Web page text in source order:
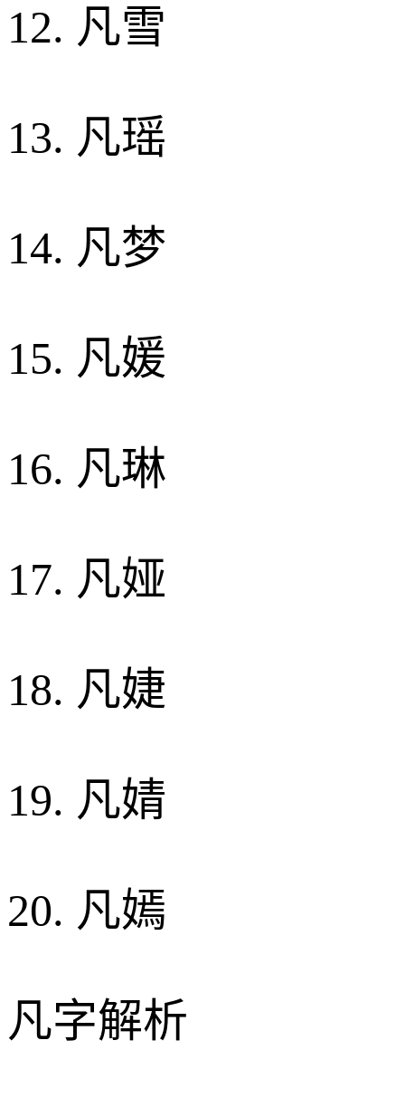
12. 凡雪
13. 凡瑶
14. 凡梦
15. 凡媛
16. 凡琳
17. 凡娅
18. 凡婕
19. 凡婧
20. 凡嫣
凡字解析